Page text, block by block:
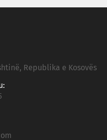
Republika e Kosovës